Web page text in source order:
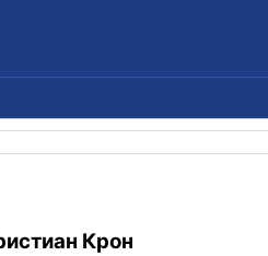
Крон